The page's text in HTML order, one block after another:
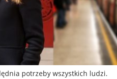
potrzeby wszystkich ludzi.